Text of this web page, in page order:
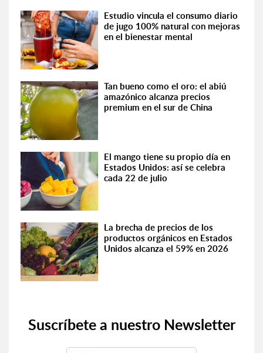
Estudio vincula el consumo diario
de jugo 100% natural con mejoras
en el bienestar mental
Tan bueno como el oro: el abiú
amazónico alcanza precios
premium en el sur de China
El mango tiene su propio día en
Estados Unidos: así se celebra
cada 22 de julio
La brecha de precios de los
productos orgánicos en Estados
Unidos alcanza el 59% en 2026
Suscríbete a nuestro Newsletter